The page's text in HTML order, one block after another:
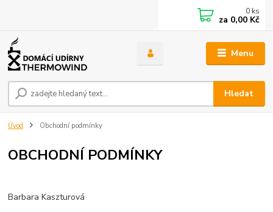
Menu
Hledat
0 ks
za 0,00 Kč
Úvod Obchodní podmínky
OBCHODNÍ PODMÍNKY
Barbara Kaszturová